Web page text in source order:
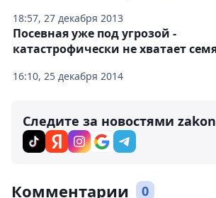
18:57, 27 декабря 2013
16:10, 25 декабря 2014
Посевная уже под угрозой -
катастрофически не хватает
Следите за новостями
Комментарии 0